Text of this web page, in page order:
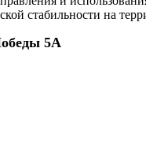
стабильности на
5А